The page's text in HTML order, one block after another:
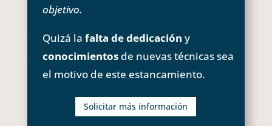
objetivo.
Quizá la falta de dedicación y
conocimientosde nuevas técnicas sea
el motivo de este estancamiento.
Solicitar más información